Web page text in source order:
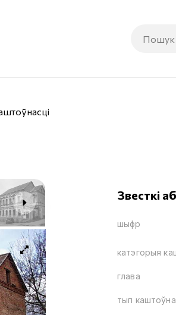
Звесткі
шыфр
катэгорыя
глава
тып